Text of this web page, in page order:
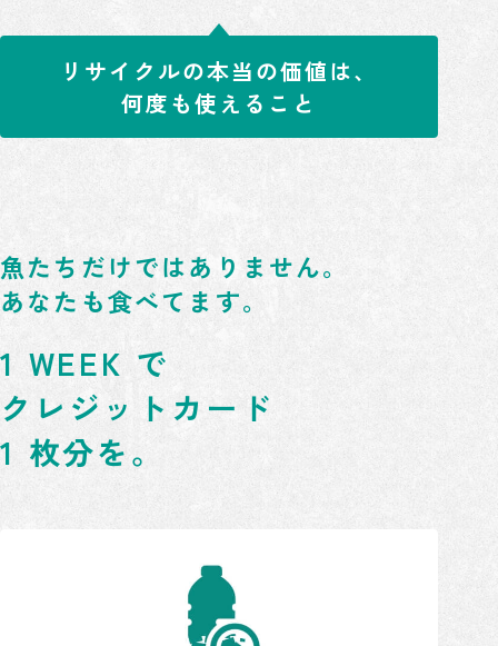
リサイクルの本当の価値は、
何度も使えること
魚たちだけではありません。
あなたも食べてます。
1 WEEK で
クレジットカード
1 枚分を。